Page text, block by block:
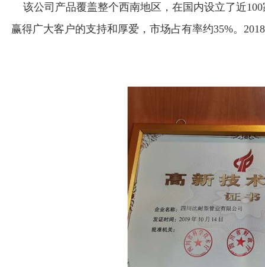
该公司产品覆盖整个西南地区，在国内设立了近
赢得广大客户的支持和厚爱，市场占有率约35%。